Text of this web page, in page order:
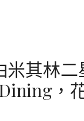
其林二
，